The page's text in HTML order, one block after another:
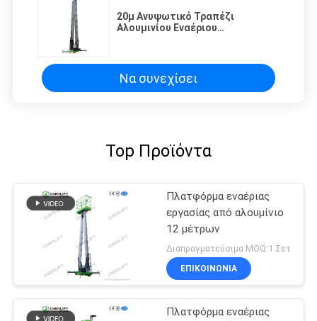
20μ Ανυψωτικό Τραπέζι
Αλουμινίου Εναέριου
Απόδοση
Να συνεχίσει
Top Προϊόντα
Πλατφόρμα εναέριας
εργασίας από αλουμίνιο
12 μέτρων
Διαπραγματεύσιμα MOQ:1 Σετ
ΕΠΙΚΟΙΝΩΝΙΑ
Πλατφόρμα εναέριας